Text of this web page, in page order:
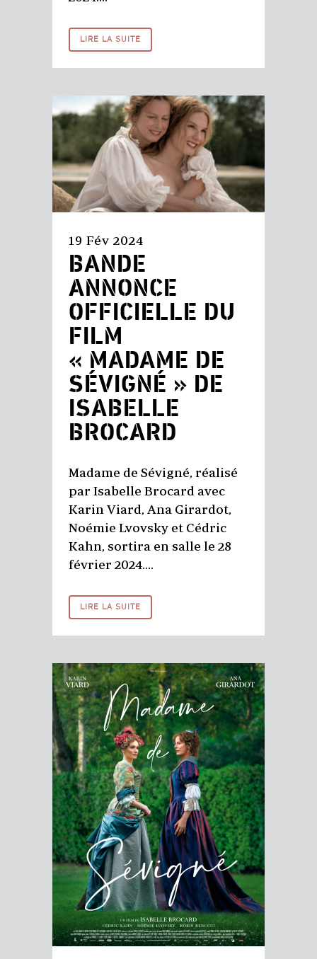
LIRE LA SUITE
19 Fév 2024
BANDE
ANNONCE
OFFICIELLE DU
FILM
« MADAME DE
SÉVIGNÉ » DE
ISABELLE
BROCARD
Madame de Sévigné, réalisé
par Isabelle Brocard avec
Karin Viard, Ana Girardot,
Noémie Lvovsky et Cédric
Kahn, sortira en salle le 28
février 2024....
LIRE LA SUITE